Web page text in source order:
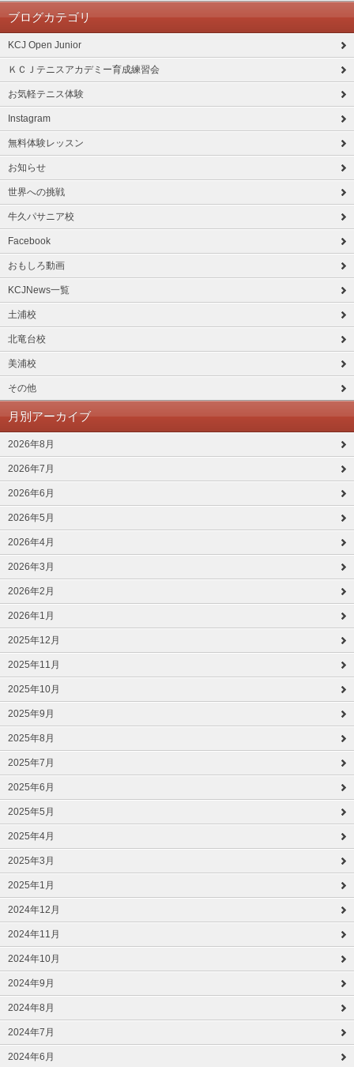
ブログカテゴリ
KCJ Open Junior
ＫＣＪテニスアカデミー育成練習会
お気軽テニス体験
Instagram
無料体験レッスン
お知らせ
世界への挑戦
牛久パサニア校
Facebook
おもしろ動画
KCJNews一覧
土浦校
北竜台校
美浦校
その他
月別アーカイブ
2026年8月
2026年7月
2026年6月
2026年5月
2026年4月
2026年3月
2026年2月
2026年1月
2025年12月
2025年11月
2025年10月
2025年9月
2025年8月
2025年7月
2025年6月
2025年5月
2025年4月
2025年3月
2025年1月
2024年12月
2024年11月
2024年10月
2024年9月
2024年8月
2024年7月
2024年6月